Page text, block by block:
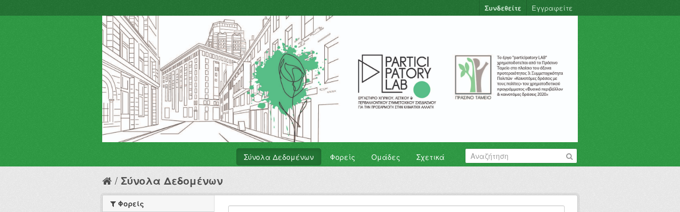
Συνδεθείτε Εγγραφείτε
Σύνολα Δεδομένων Φορείς Ομάδες Σχετικά
Σύνολα Δεδομένων
Φορείς